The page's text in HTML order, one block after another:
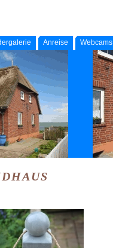
Anreise Webcams